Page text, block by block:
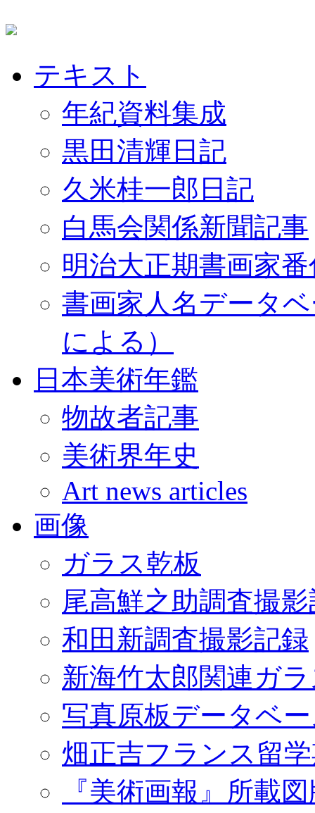
テキスト
年紀資料集成
黒田清輝日記
久米桂一郎日記
白馬会関係新聞記事
明治大正期書画家
書画家人名データ
による）
日本美術年鑑
物故者記事
美術界年史
Art news articles
画像
ガラス乾板
尾高鮮之助調査撮
和田新調査撮影記録
新海竹太郎関連ガ
写真原板データベ
畑正吉フランス留
『美術画報』所載